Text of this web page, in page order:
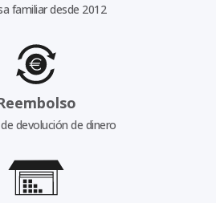
familiar desde 2012
devolución de dinero